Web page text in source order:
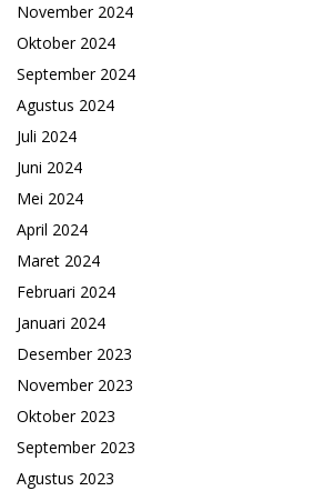
November 2024
Oktober 2024
September 2024
Agustus 2024
Juli 2024
Juni 2024
Mei 2024
April 2024
Maret 2024
Februari 2024
Januari 2024
Desember 2023
November 2023
Oktober 2023
September 2023
Agustus 2023